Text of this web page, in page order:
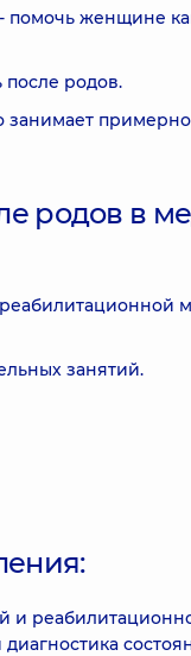
- помочь женщине
после родов.
родов в
реабилитационной
занятий.
и